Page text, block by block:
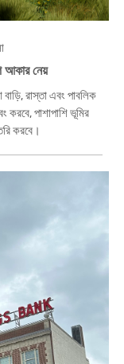
আকার নেয়
রাস্তা এবং পাবলিক
করবে, পাশাপাশি ভূমির
করবে।